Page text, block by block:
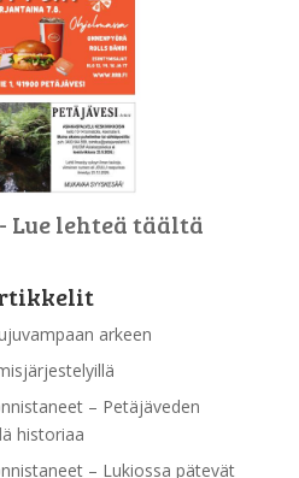
Lue lehteä täältä
arkeen
– Petäjäveden
historiaa
– Lukiossa pätevät